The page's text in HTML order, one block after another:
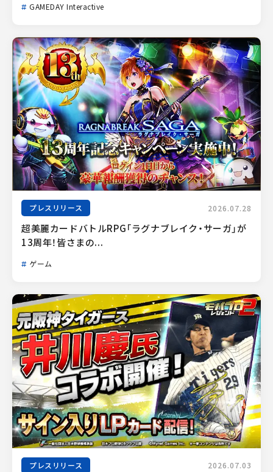
GAMEDAY Interactive
プレスリリース 2026.07.28
超美麗カードバトルRPG「ラグナブレイク・サーガ」が
13周年！皆さまの...
ゲーム
プレスリリース 2026.07.03